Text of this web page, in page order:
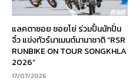
แลคตาซอย ซอยโย่ ร่วมปั้นนักปั่น
จิ๋ว แข่งทัวร์นาเมนต์นานาชาติ “RSR
RUNBIKE ON TOUR SONGKHLA
2026”
17/07/2026